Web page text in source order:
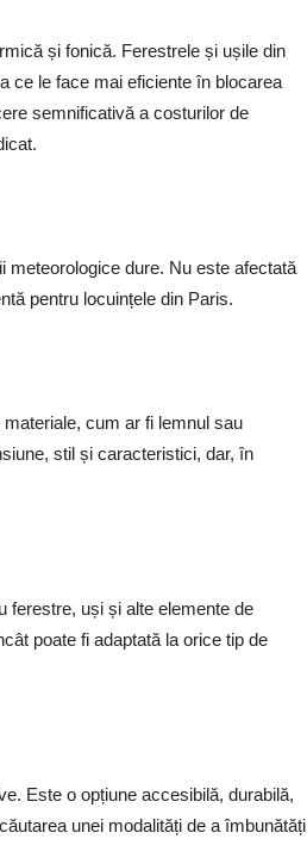
și fonică. Ferestrele și ușile din
ce le face mai eficiente în blocarea
semnificativă a costurilor de
meteorologice dure. Nu este afectată
pentru locuințele din Paris.
cum ar fi lemnul sau
stil și caracteristici, dar, în
ferestre, uși și alte elemente de
poate fi adaptată la orice tip de
Este o opțiune accesibilă, durabilă,
unei modalități de a îmbunătăți